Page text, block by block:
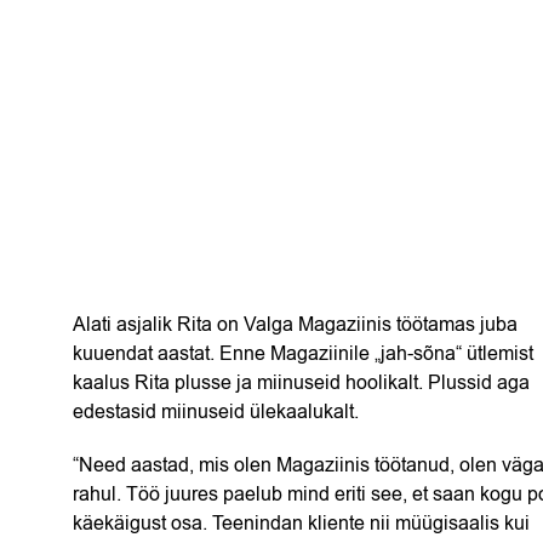
Alati asjalik Rita on Valga Magaziinis töötamas juba
kuuendat aastat. Enne Magaziinile „jah-sõna“ ütlemist
kaalus Rita plusse ja miinuseid hoolikalt. Plussid aga
edestasid miinuseid ülekaalukalt.
“Need aastad, mis olen Magaziinis töötanud, olen väga
rahul. Töö juures paelub mind eriti see, et saan kogu
käekäigust osa. Teenindan kliente nii müügisaalis kui